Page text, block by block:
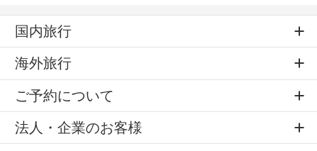
国内旅行
海外旅行
ご予約について
法人・企業のお客様